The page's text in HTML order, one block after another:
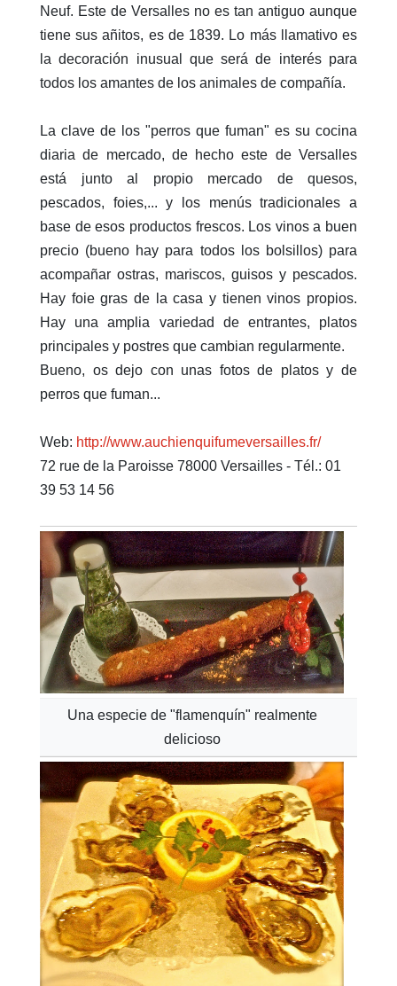
Neuf. Este de Versalles no es tan antiguo aunque
tiene sus añitos, es de 1839. Lo más llamativo es
la decoración inusual que será de interés para
todos los amantes de los animales de compañía.
La clave de los "perros que fuman" es su cocina
diaria de mercado, de hecho este de Versalles
está junto al propio mercado de quesos,
pescados, foies,... y los menús tradicionales a
base de esos productos frescos. Los vinos a buen
precio (bueno hay para todos los bolsillos) para
acompañar ostras, mariscos, guisos y pescados.
Hay foie gras de la casa y tienen vinos propios.
Hay una amplia variedad de entrantes, platos
principales y postres que cambian regularmente.
Bueno, os dejo con unas fotos de platos y de
perros que fuman...
Web: http://www.auchienquifumeversailles.fr/
72 rue de la Paroisse 78000 Versailles - Tél.: 01
39 53 14 56
Una especie de "flamenquín" realmente
delicioso